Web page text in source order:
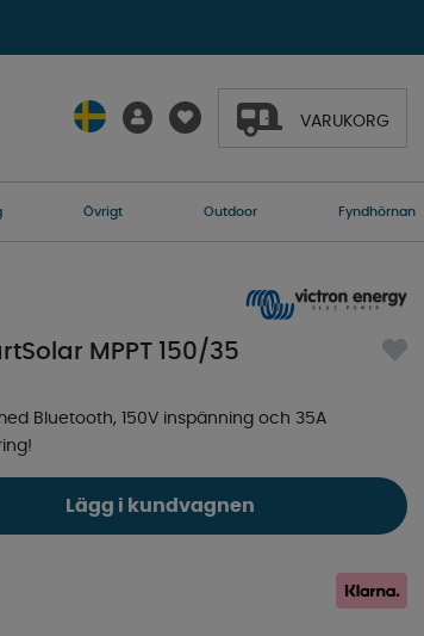
VARUKORG
Övrigt Outdoor Fyndhörnan
MPPT 150/35
Bluetooth, 150V inspänning och 35A
Lägg i kundvagnen